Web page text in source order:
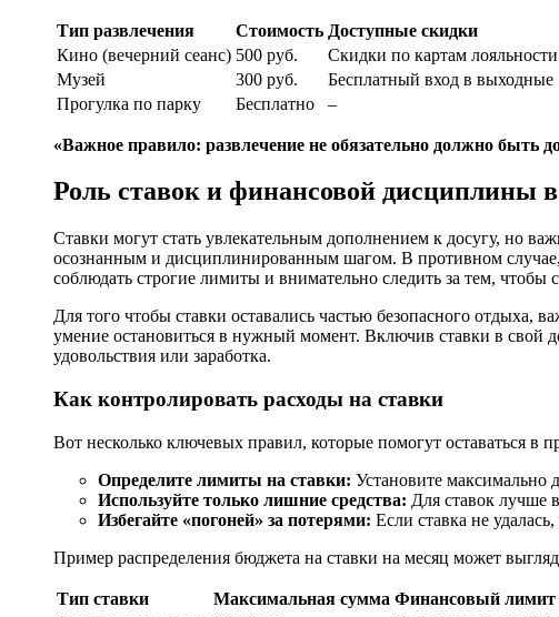
Тип развлечения Стоимость Доступные скидки
Кино (вечерний сеанс) 500 руб.
Скидки по картам лояльности
Музей
300 руб.
Бесплатный вход в выходные
Прогулка по парку
Бесплатно –
«Важное правило: развлечение не обязательно должно быть
Роль ставок и финансовой дисциплины
Ставки могут стать увлекательным дополнением к досугу, но
осознанным и дисциплинированным шагом. В противном
соблюдать строгие лимиты и внимательно следить за тем,
Для того чтобы ставки оставались частью безопасного
умение остановиться в нужный момент. Включив ставки в свой
удовольствия или заработка.
Как контролировать расходы на ставки
Вот несколько ключевых правил, которые помогут оставаться в
Определите лимиты на ставки: Установите максимально
Используйте только лишние средства: Для ставок лучше
Избегайте «погоней» за потерями: Если ставка не
Пример распределения бюджета на ставки на месяц может
Тип ставки Максимальная сумма Финансовый лимит